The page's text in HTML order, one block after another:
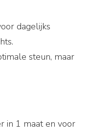
dagelijks
steun, maar
in 1 maat en voor